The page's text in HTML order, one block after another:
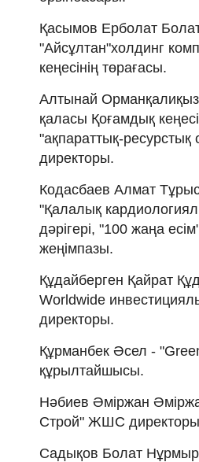
Қасымов Ерболат
"Айсұлтан"холдинг
кеңесінің төрағасы.
Алтынай
қаласы Қоғамдық
"ақпараттық-ресурстық
директоры.
Кодасбаев Алмат
"Қалалық
дәрігері, "100 жаңа
жеңімпазы.
Құдайберген Қайрат
Worldwide
директоры.
Құрманбек Әсел -
құрылтайшысы.
Нәбиев Әміржан
Строй" ЖШС
Садықов Болат